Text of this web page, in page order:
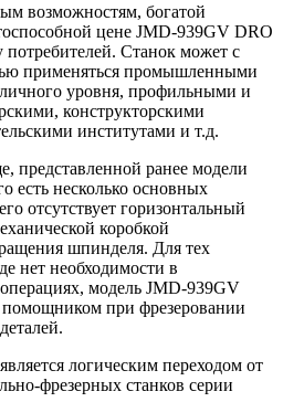
возможностям, богатой
цене JMD-939GV DRO
Станок может с
применяться промышленными
уровня, профильными и
конструкторскими
институтами и т.д.
представленной ранее модели
есть несколько основных
отсутствует горизонтальный
коробкой
шпинделя. Для тех
нет необходимости в
модель JMD-939GV
при фрезеровании
логическим переходом от
фрезерных станков серии